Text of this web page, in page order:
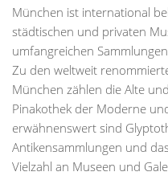
München ist international
städtischen und privaten
umfangreichen
Zu den weltweit
München zählen die Alte
Pinakothek der Moderne
erwähnenswert sind
Antikensammlungen und
Vielzahl an Museen und